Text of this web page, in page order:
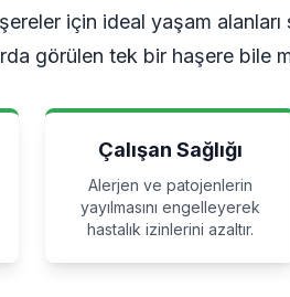
için ideal yaşam alanları
görülen tek bir haşere bile
Çalışan Sağlığı
Alerjen ve patojenlerin
yayılmasını engelleyerek
hastalık izinlerini azaltır.